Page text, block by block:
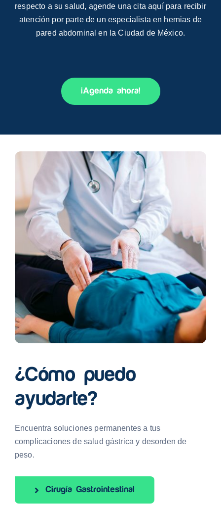
respecto a su salud, agende una cita aquí para recibir
atención por parte de un especialista en hernias de
pared abdominal en la Ciudad de México.
¡Agenda ahora!
¿Cómo puedo
ayudarte?
Encuentra soluciones permanentes a tus
complicaciones de salud gástrica y desorden de
peso.
Cirugía Gastrointestinal